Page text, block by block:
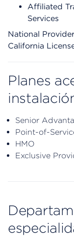
Affiliated
Services
National
California
Planes
Senior
Point-of-
HMO
Exclusive